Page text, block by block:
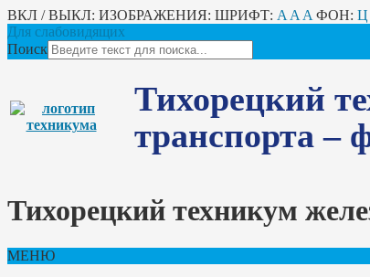
ВКЛ / ВЫКЛ: ИЗОБРАЖЕНИЯ: ШРИФТ: A A A ФОН: Ц
Для слабовидящих
Поиск
Тихорецкий
транспорта
Тихорецкий техникум
МЕНЮ